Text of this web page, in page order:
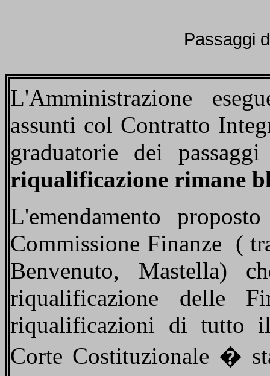
Passaggi
L'Amministrazione
assunti col Contratto
graduatorie dei
riqualificazione rimane
L'emendamento
Commissione Finanze (
Benvenuto, Mastella)
riqualificazione delle
riqualificazioni di tutto
Corte Costituzionale �